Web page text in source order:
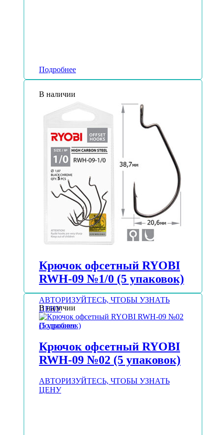
Подробнее
В наличии
Крючок офсетный RYOBI
RWH-09 №1/0 (5 упаковок)
АВТОРИЗУЙТЕСЬ, ЧТОБЫ УЗНАТЬ
ЦЕНУ
Подробнее
В наличии
Крючок офсетный RYOBI
RWH-09 №02 (5 упаковок)
АВТОРИЗУЙТЕСЬ, ЧТОБЫ УЗНАТЬ
ЦЕНУ